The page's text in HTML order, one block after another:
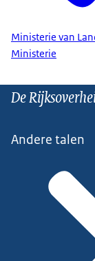
Ministerie van
Ministerie
De
Andere talen